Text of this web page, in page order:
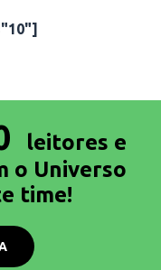
leitores e
o Universo
time!